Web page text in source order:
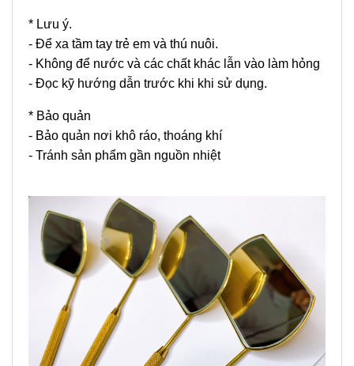
* Lưu ý.
- Để xa tầm tay trẻ em và thú nuôi.
- Không để nước và các chất khác lẫn vào làm hỏng
- Đọc kỹ hướng dẫn trước khi khi sử dụng.
* Bảo quản
- Bảo quản nơi khô ráo, thoáng khí
- Tránh sản phẩm gần nguồn nhiệt